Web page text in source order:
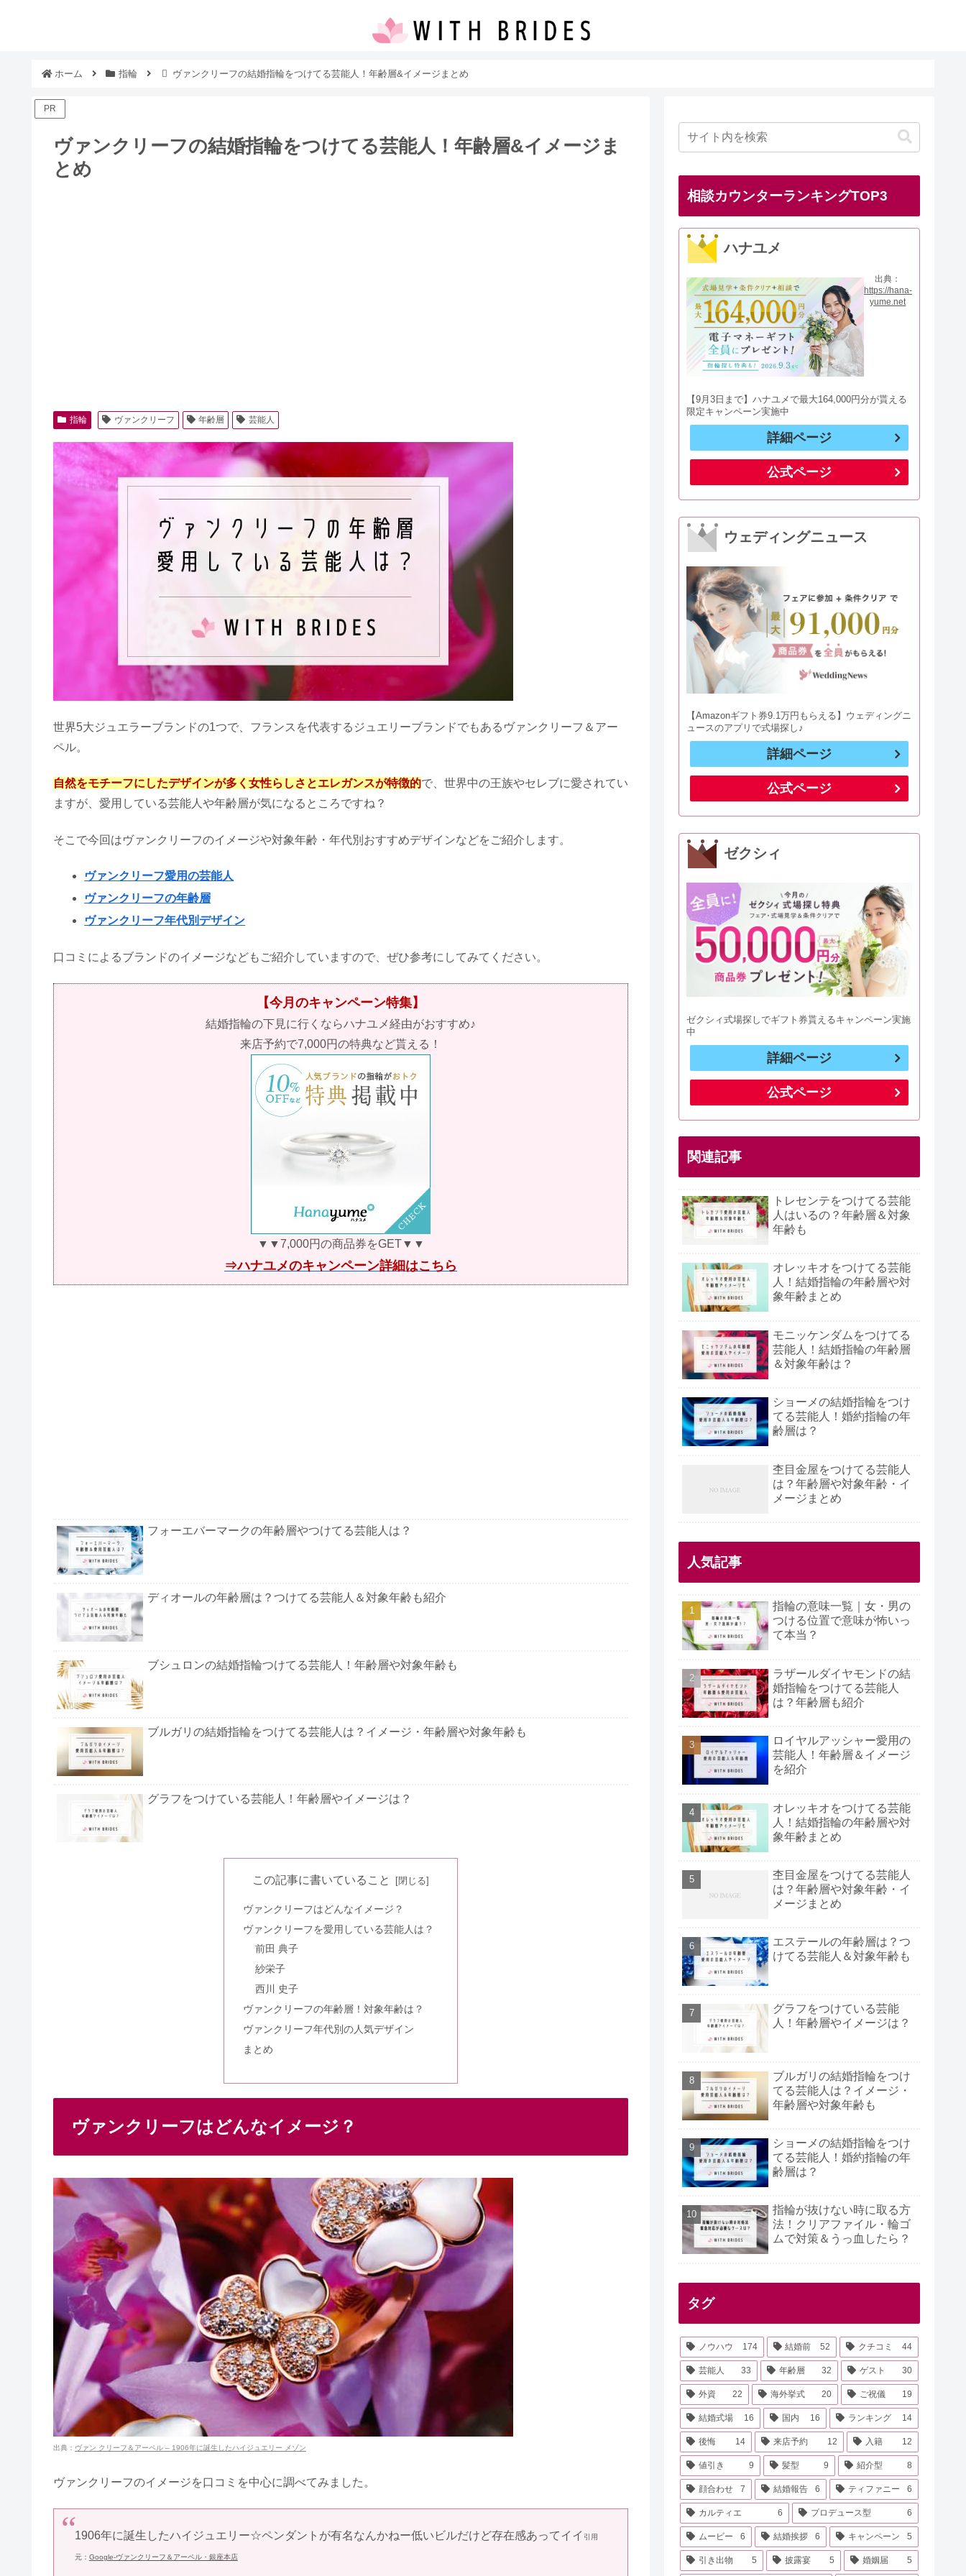
ホーム 指輪 ヴァンクリーフの結婚指輪をつけてる芸能人！年齢層&イメージまとめ
PR
ヴァンクリーフの結婚指輪をつけてる芸能人！年齢層&イメージま
とめ
指輪 ヴァンクリーフ 年齢層 芸能人
世界5大ジュエラーブランドの1つで、フランスを代表するジュエリーブランドでもあるヴァンクリーフ＆アー
ペル。
自然をモチーフにしたデザインが多く女性らしさとエレガンスが特徴的で、世界中の王族やセレブに愛されてい
ますが、愛用している芸能人や年齢層が気になるところですね？
そこで今回はヴァンクリーフのイメージや対象年齢・年代別おすすめデザインなどをご紹介します。
ヴァンクリーフ愛用の芸能人
ヴァンクリーフの年齢層
ヴァンクリーフ年代別デザイン
口コミによるブランドのイメージなどもご紹介していますので、ぜひ参考にしてみてください。
【今月のキャンペーン特集】
結婚指輪の下見に行くならハナユメ経由がおすすめ♪
来店予約で7,000円の特典など貰える！
▼▼7,000円の商品券をGET▼▼
⇒ハナユメのキャンペーン詳細はこちら
フォーエバーマークの年齢層やつけてる芸能人は？
ディオールの年齢層は？つけてる芸能人＆対象年齢も紹介
ブシュロンの結婚指輪つけてる芸能人！年齢層や対象年齢も
ブルガリの結婚指輪をつけてる芸能人は？イメージ・年齢層や対象年齢も
グラフをつけている芸能人！年齢層やイメージは？
グッチの年齢層は？結婚指輪つけてる芸能人や対象年齢も
ハリーウィンストンの結婚指輪・婚約指輪つけてる芸能人！憧れの年齢層は
ダミアーニの芸能人は？結婚指輪・婚約指輪の年齢層は？
杢目金屋をつけてる芸能人は？年齢層や対象年齢・イメージまとめ
ニナリッチの年齢層は？対象年齢＆結婚指輪のイメージまとめ
カルティエの結婚指輪つけてる芸能人！年齢層やイメージは？
スタージュエリーの年齢層！結婚指輪つけてる芸能人は？
この記事に書いていること
ヴァンクリーフはどんなイメージ？
ヴァンクリーフを愛用している芸能人は？
前田 典子
紗栄子
西川 史子
ヴァンクリーフの年齢層！対象年齢は？
ヴァンクリーフ年代別の人気デザイン
まとめ
ヴァンクリーフはどんなイメージ？
出典： ヴァン クリーフ＆アーペル – 1906年に誕生したハイジュエリー メゾン
ヴァンクリーフのイメージを口コミを中心に調べてみました。
1906年に誕生したハイジュエリー☆ペンダントが有名なんかねー低いビルだけど存在感あってイイ 引用
元： Google-ヴァンクリーフ＆アーペル・銀座本店
相談カウンターランキングTOP3
ハナユメ
出典：
https://hana-
yume.net
【9月3日まで】ハナユメで最大164,000円分が貰える
限定キャンペーン実施中
詳細ページ
公式ページ
ウェディングニュース
【Amazonギフト券9.1万円もらえる】ウェディングニ
ュースのアプリで式場探し♪
詳細ページ
公式ページ
ゼクシィ
ゼクシィ式場探しでギフト券貰えるキャンペーン実施
中
詳細ページ
公式ページ
関連記事
トレセンテをつけてる芸能
人はいるの？年齢層＆対象
年齢も
オレッキオをつけてる芸能
人！結婚指輪の年齢層や対
象年齢まとめ
モニッケンダムをつけてる
芸能人！結婚指輪の年齢層
＆対象年齢は？
ショーメの結婚指輪をつけ
てる芸能人！婚約指輪の年
齢層は？
杢目金屋をつけてる芸能人
は？年齢層や対象年齢・イ
メージまとめ
人気記事
指輪の意味一覧｜女・男の
つける位置で意味が怖いっ
て本当？
ラザールダイヤモンドの結
婚指輪をつけてる芸能人
は？年齢層も紹介
ロイヤルアッシャー愛用の
芸能人！年齢層＆イメージ
を紹介
オレッキオをつけてる芸能
人！結婚指輪の年齢層や対
象年齢まとめ
杢目金屋をつけてる芸能人
は？年齢層や対象年齢・イ
メージまとめ
エステールの年齢層は？つ
けてる芸能人＆対象年齢も
グラフをつけている芸能
人！年齢層やイメージは？
ブルガリの結婚指輪をつけ
てる芸能人は？イメージ・
年齢層や対象年齢も
ショーメの結婚指輪をつけ
てる芸能人！婚約指輪の年
齢層は？
指輪が抜けない時に取る方
法！クリアファイル・輪ゴ
ムで対策＆うっ血したら？
タグ
ノウハウ 174 結婚前 52 クチコミ 44
芸能人 33 年齢層 32 ゲスト 30
外資 22 海外挙式 20 ご祝儀 19
結婚式場 16 国内 16 ランキング 14
後悔 14 来店予約 12 入籍 12
値引き 9 髪型 9 紹介型 8
顔合わせ 7 結婚報告 6 ティファニー 6
カルティエ 6 プロデュース型 6
ムービー 6 結婚挨拶 6 キャンペーン 5
引き出物 5 披露宴 5 婚姻届 5